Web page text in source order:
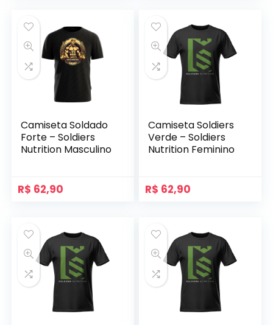
Camiseta Soldado
Forte – Soldiers
Nutrition Masculino
R$ 62,90
Camiseta Soldiers
Verde – Soldiers
Nutrition Feminino
R$ 62,90